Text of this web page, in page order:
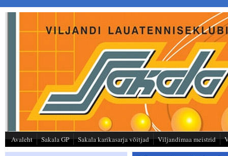
Liigu edasi põhisisu juurde
Avaleht Sakala GP Sakala karikasarja võitjad Viljandimaa meistrid